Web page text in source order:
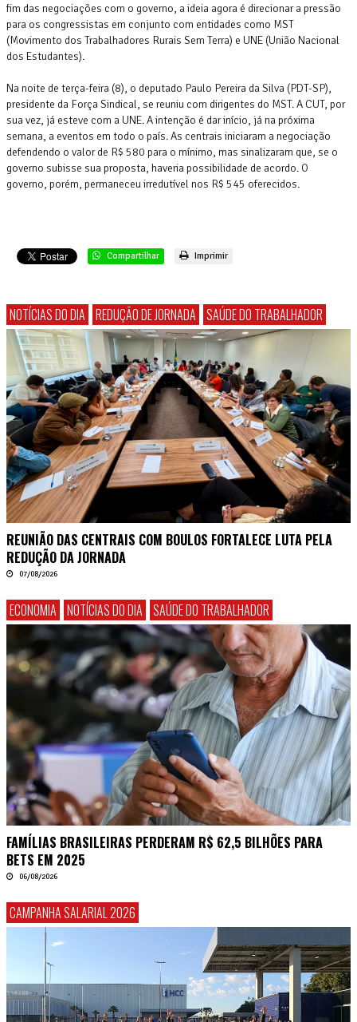
fim das negociações com o governo, a ideia agora é direcionar a pressão
para os congressistas em conjunto com entidades como MST
(Movimento dos Trabalhadores Rurais Sem Terra) e UNE (União Nacional
dos Estudantes).
Na noite de terça-feira (8), o deputado Paulo Pereira da Silva (PDT-SP),
presidente da Força Sindical, se reuniu com dirigentes do MST. A CUT, por
sua vez, já esteve com a UNE. A intenção é dar início, já na próxima
semana, a eventos em todo o país. As centrais iniciaram a negociação
defendendo o valor de R$ 580 para o mínimo, mas sinalizaram que, se o
governo subisse sua proposta, haveria possibilidade de acordo. O
governo, porém, permaneceu irredutível nos R$ 545 oferecidos.
Compartilhar Imprimir
NOTÍCIAS DO DIA REDUÇÃO DE JORNADA SAÚDE DO TRABALHADOR
REUNIÃO DAS CENTRAIS COM BOULOS FORTALECE LUTA PELA
REDUÇÃO DA JORNADA
07/08/2026
ECONOMIA NOTÍCIAS DO DIA SAÚDE DO TRABALHADOR
FAMÍLIAS BRASILEIRAS PERDERAM R$ 62,5 BILHÕES PARA
BETS EM 2025
06/08/2026
CAMPANHA SALARIAL 2026